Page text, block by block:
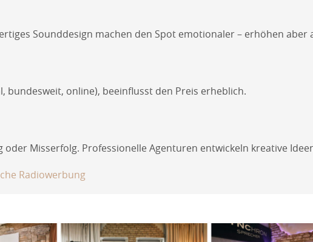
Sounddesign machen den Spot emotionaler – erhöhen aber
bundesweit, online), beeinflusst den Preis erheblich.
Misserfolg. Professionelle Agenturen entwickeln kreative
Radiowerbung